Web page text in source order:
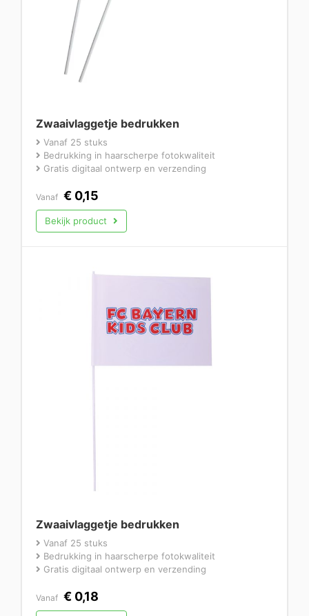
Zwaaivlaggetje bedrukken
Vanaf 25 stuks
Bedrukking in haarscherpe fotokwaliteit
Gratis digitaal ontwerp en verzending
Vanaf € 0,15
Bekijk product
Zwaaivlaggetje bedrukken
Vanaf 25 stuks
Bedrukking in haarscherpe fotokwaliteit
Gratis digitaal ontwerp en verzending
Vanaf € 0,18